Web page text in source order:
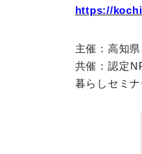
https://
主催：高知
共催：認定
暮らしセミナ